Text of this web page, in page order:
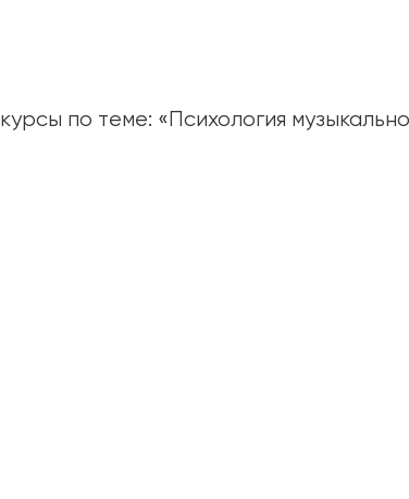
2006 г. — МГУ имени Ломоносова,
курсы по теме: «Психология